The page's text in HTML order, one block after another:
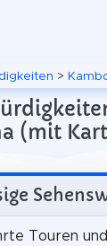
>
(mit
Touren